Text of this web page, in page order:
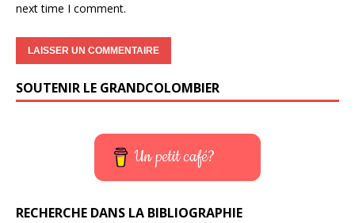
next time I comment.
SOUTENIR LE GRANDCOLOMBIER
Un petit café?
RECHERCHE DANS LA BIBLIOGRAPHIE